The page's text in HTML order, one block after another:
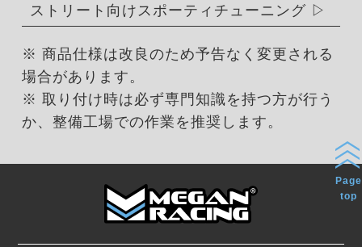
ストリート向けスポーティチューニング
※ 商品仕様は改良のため予告なく変更される
場合があります。
※ 取り付け時は必ず専門知識を持つ方が行う
か、整備工場での作業を推奨します。
Page
top